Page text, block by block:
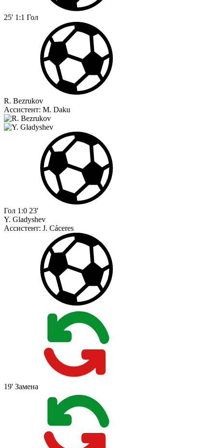
25' 1:1 Гол
R. Bezrukov
Ассистент: M. Daku
Гол 1:0 23'
Y. Gladyshev
Ассистент: J. Cáceres
19' Замена